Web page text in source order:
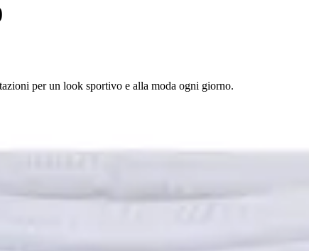
per un look sportivo e alla moda ogni giorno.